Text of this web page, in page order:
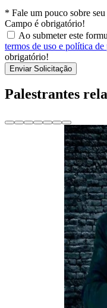
* Fale um pouco sobre seu
Campo é obrigatório!
Ao submeter este
termos de uso e política
obrigatório!
Enviar Solicitação
Palestrantes